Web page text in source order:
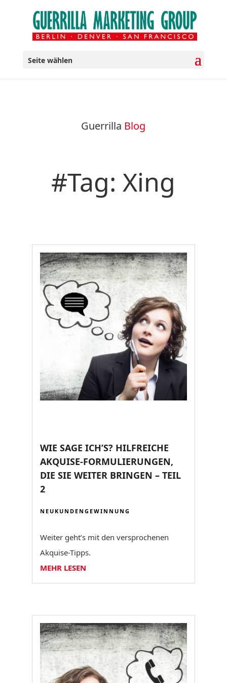
Seite wählen
Guerrilla Blog
#Tag: Xing
WIE SAGE ICH’S? HILFREICHE
AKQUISE-FORMULIERUNGEN,
DIE SIE WEITER BRINGEN – TEIL
2
NEUKUNDENGEWINNUNG
Weiter geht’s mit den versprochenen
Akquise-Tipps.
MEHR LESEN